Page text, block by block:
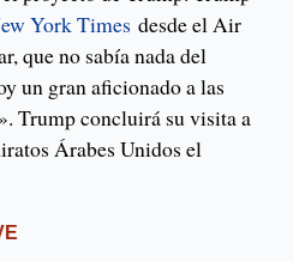
York Times desde el Air
que no sabía nada del
un gran aficionado a las
Trump concluirá su visita a
Árabes Unidos el